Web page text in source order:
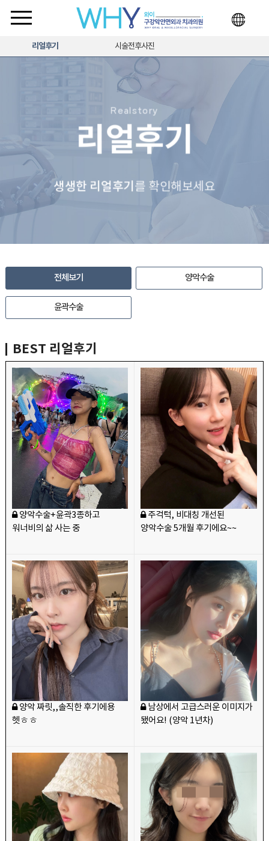
리얼후기 시술전후사진
Realstory
리얼후기
생생한 리얼후기 를 확인해보세요
전체보기 양악수술
윤곽수술
BEST 리얼후기
양악수술+윤곽3종하고
워너비의 삶 사는 중
주걱턱, 비대칭 개선된
양악수술 5개월 후기에요~~
양악 짜릿,,솔직한 후기에용
헷ㅎㅎ
남상에서 고급스러운 이미지가
됐어요! (양악 1년차)